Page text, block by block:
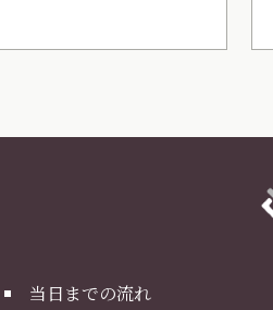
当日までの流れ